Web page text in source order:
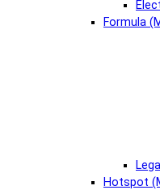
Formula
Hotspot